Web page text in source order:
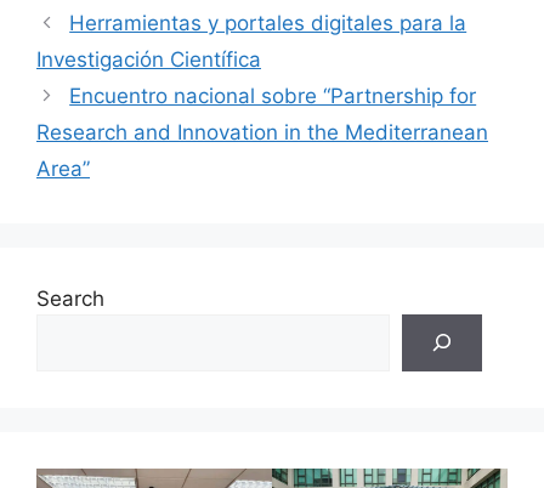
Herramientas y portales digitales para la
Investigación Científica
Encuentro nacional sobre “Partnership for
Research and Innovation in the Mediterranean
Area”
Search